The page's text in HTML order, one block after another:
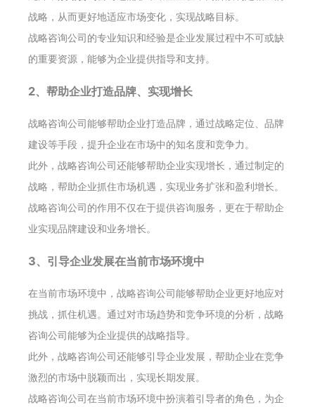
战略，从而更好地适应市场变化，实现战略目标。
战略咨询公司的专业知识和经验是企业发展过程中不可或缺
的重要资源，能够为企业提供指导和支持。
2、帮助企业打造品牌、实现增长
战略咨询公司能够帮助企业打造品牌，通过战略定位、品牌
建设等手段，提升企业在市场中的知名度和竞争力。
此外，战略咨询公司还能够帮助企业实现增长，通过制定的
战略，帮助企业抓住市场机遇，实现业务扩张和盈利增长。
战略咨询公司的作用不仅在于提供咨询服务，更在于帮助企
业实现品牌建设和业务增长。
3、引导企业发展在当前市场环境中
在当前市场环境中，战略咨询公司能够帮助企业更好地应对
挑战，抓住机遇。通过对市场趋势和竞争环境的分析，战略
咨询公司能够为企业提供的战略指导。
此外，战略咨询公司还能够引导企业发展，帮助企业在竞争
激烈的市场中脱颖而出，实现长期发展。
战略咨询公司在当前市场环境中扮演着引导者的角色，为企